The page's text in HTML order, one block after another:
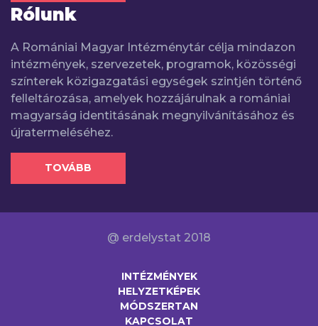
Rólunk
A Romániai Magyar Intézménytár célja mindazon
intézmények, szervezetek, programok, közösségi
színterek közigazgatási egységek szintjén történő
felleltározása, amelyek hozzájárulnak a romániai
magyarság identitásának megnyilvánításához és
újratermeléséhez.
TOVÁBB
@ erdelystat 2018
INTÉZMÉNYEK
HELYZETKÉPEK
MÓDSZERTAN
KAPCSOLAT